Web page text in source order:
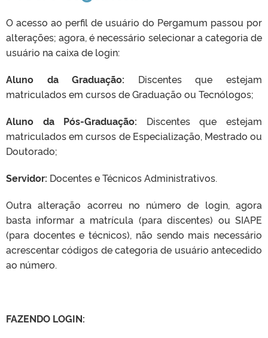
O acesso ao perfil de usuário do Pergamum passou por
alterações; agora, é necessário selecionar a categoria de
usuário na caixa de login:
Aluno da Graduação: Discentes que estejam
matriculados em cursos de Graduação ou Tecnólogos;
Aluno da Pós-Graduação: Discentes que estejam
matriculados em cursos de Especialização, Mestrado ou
Doutorado;
Servidor: Docentes e Técnicos Administrativos.
Outra alteração acorreu no número de login, agora
basta informar a matrícula (para discentes) ou SIAPE
(para docentes e técnicos), não sendo mais necessário
acrescentar códigos de categoria de usuário antecedido
ao número.
FAZENDO LOGIN: